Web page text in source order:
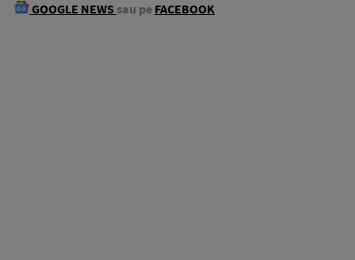
GOOGLE NEWS sau pe FACEBOOK